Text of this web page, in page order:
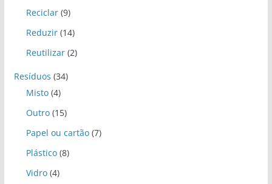
Reciclar(9)
Reduzir(14)
Reutilizar(2)
Resíduos (34)
Misto(4)
Outro(15)
Papel ou cartão(7)
Plástico(8)
Vidro(4)